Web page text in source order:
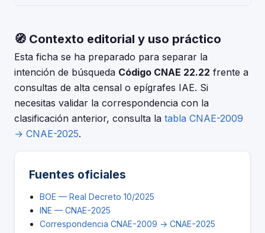
para verificar si el código 22.22 tuvo modificaciones.
El periodo de adaptación fue hasta el 30 de junio de
2025.
🧭 Contexto editorial y uso práctico
Esta ficha se ha preparado para separar la
intención de búsqueda Código CNAE 22.22 frente a
consultas de alta censal o epígrafes IAE. Si
necesitas validar la correspondencia con la
clasificación anterior, consulta la tabla CNAE-2009
→ CNAE-2025.
Fuentes oficiales
BOE — Real Decreto 10/2025
INE — CNAE-2025
Correspondencia CNAE-2009 → CNAE-2025